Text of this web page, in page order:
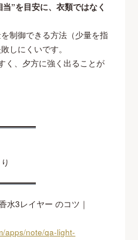
”を目安に、衣類ではなく
制御できる方法（少量を指
しにくいです。
く、夕方に強く出ることが
水3レイヤー のコツ｜
apps/note/qa-light-